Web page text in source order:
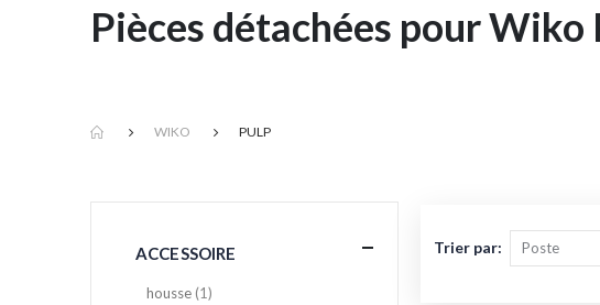
Pièces détachées pour
WIKO PULP
Trier par
ACCESSOIRE
housse 1
article